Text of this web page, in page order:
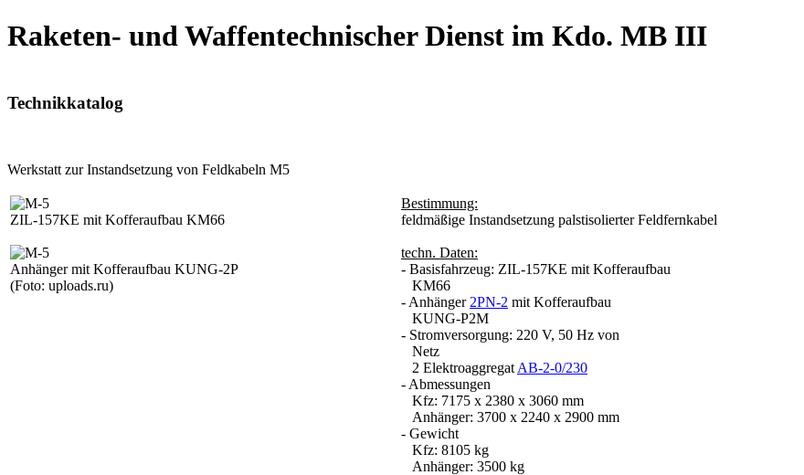
Raketen- und Waffentechnischer Dienst im Kdo. MB III
Technikkatalog
Werkstatt zur Instandsetzung von Feldkabeln M5
ZIL-157KE mit Kofferaufbau KM66
Anhänger mit Kofferaufbau KUNG-2P
(Foto: uploads.ru)
Bestimmung:
feldmäßige Instandsetzung palstisolierter Feldfernkabel
techn. Daten:
- Basisfahrzeug: ZIL-157KE mit Kofferaufbau
KM66
- Anhänger 2PN-2 mit Kofferaufbau
KUNG-P2M
- Stromversorgung: 220 V, 50 Hz von
Netz
2 Elektroaggregat AB-2-0/230
- Abmessungen
Kfz: 7175 x 2380 x 3060 mm
Anhänger: 3700 x 2240 x 2900 mm
- Gewicht
Kfz: 8105 kg
Anhänger: 3500 kg